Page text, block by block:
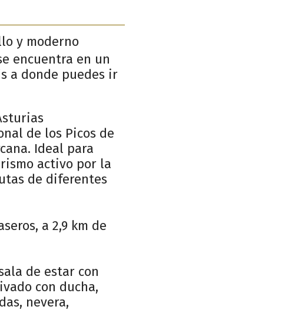
y moderno
encuentra en un
a donde puedes ir
de los Picos de
Ideal para
activo por la
de diferentes
a 2,9 km de
de estar con
con ducha,
nevera,